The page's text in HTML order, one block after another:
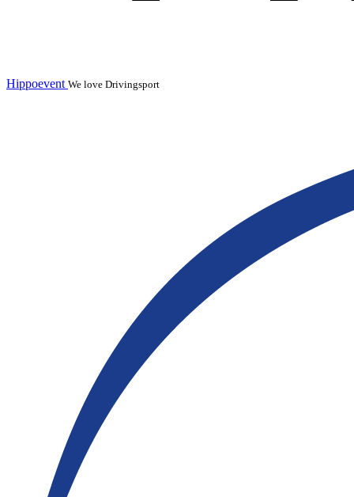
Hippoevent We love Drivingsport